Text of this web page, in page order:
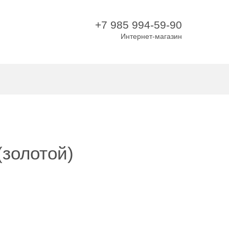
+7 985 994-59-90
Интернет-магазин